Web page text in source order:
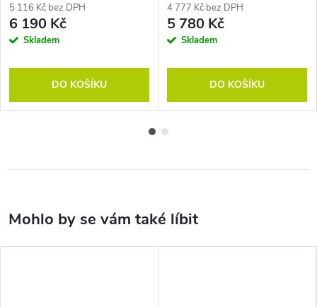
5 116 Kč bez DPH
6 190 Kč
Skladem
DO KOŠÍKU
4 777 Kč bez DPH
5 780 Kč
Skladem
DO KOŠÍKU